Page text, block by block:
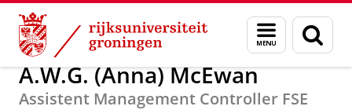
Skip
Content
Skip
Navigation
Menu
en
zoeken
Over ons A.W.G. (Anna) McEwan
A.W.G. (Anna) McEwan
Assistent Management Controller FSE